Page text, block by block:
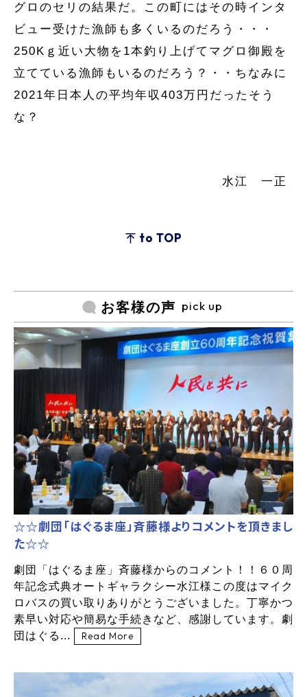
グロのセリの結果だ。この町にはその時インタ
ビュー受けた漁師も多くいるのだろう・・・
250Kｇ近い大物を1本釣り上げてマグロ御殿を
立てている漁師もいるのだろう？・・ちなみに
2021年日本人の平均年収403万円だったそう
な？
水江 一正
to TOP
お客様の声 pick up
☆☆劇団「はぐるま座」斉藤様よりコメントを頂きまし
た☆☆
劇団「はぐるま座」斉藤様からのコメント！！６０周
年記念式典オートギャラクシー水江様この度はマイク
ロバスの買い取りありがとうございました。丁寧かつ
素早い対応や簡易な手続きなど、感謝しています。劇
団はぐる...
Read More